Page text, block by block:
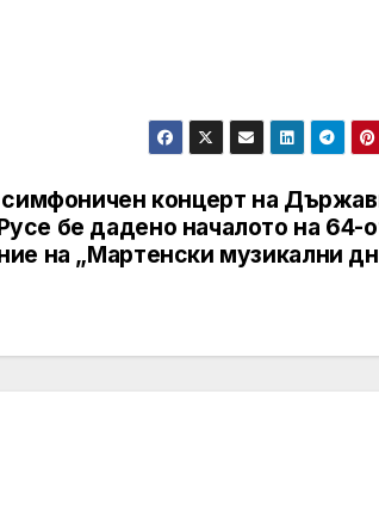
концерт на
бе дадено началото на 64-
на „Мартенски музикални